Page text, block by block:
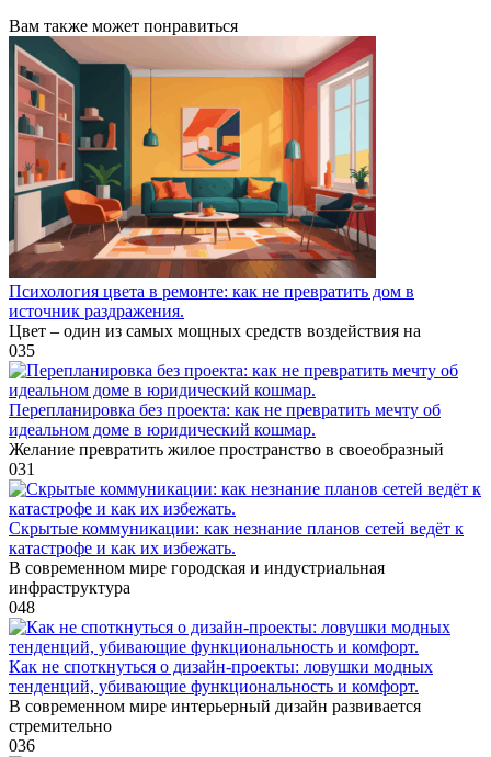
Вам также может понравиться
Психология цвета в ремонте: как не превратить дом в
источник раздражения.
Цвет – один из самых мощных средств воздействия на
035
Перепланировка без проекта: как не превратить мечту об
идеальном доме в юридический кошмар.
Желание превратить жилое пространство в своеобразный
031
Скрытые коммуникации: как незнание планов сетей ведёт к
катастрофе и как их избежать.
В современном мире городская и индустриальная
инфраструктура
048
Как не споткнуться о дизайн-проекты: ловушки модных
тенденций, убивающие функциональность и комфорт.
В современном мире интерьерный дизайн развивается
стремительно
036